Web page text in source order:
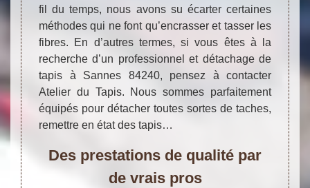
fil du temps, nous avons su écarter certaines
méthodes qui ne font qu’encrasser et tasser les
fibres. En d’autres termes, si vous êtes à la
recherche d’un professionnel et détachage de
tapis à Sannes 84240, pensez à contacter
Atelier du Tapis. Nous sommes parfaitement
équipés pour détacher toutes sortes de taches,
remettre en état des tapis…
Des prestations de qualité par
de vrais pros